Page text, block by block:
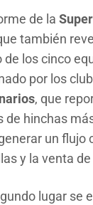
de la
también
de los cinco
por los
, que
de hinchas
un flujo
y la venta
lugar se